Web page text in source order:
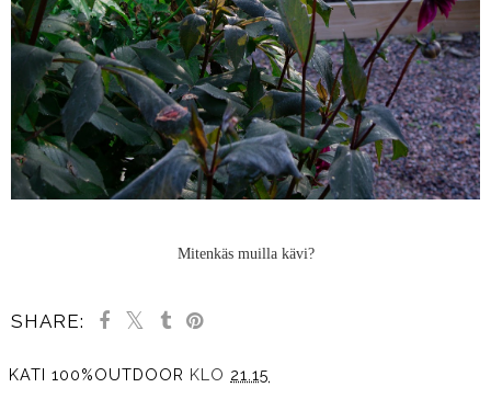
Mitenkäs muilla kävi?
SHARE:
KATI 100%OUTDOOR KLO 21.15